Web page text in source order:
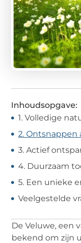
Inhoudsopgave:
1. Volledige
2. Ontsnappen
3. Actief
4. Duurzaam
5. Een unieke
Veelgestelde
De Veluwe, een
bekend om zijn